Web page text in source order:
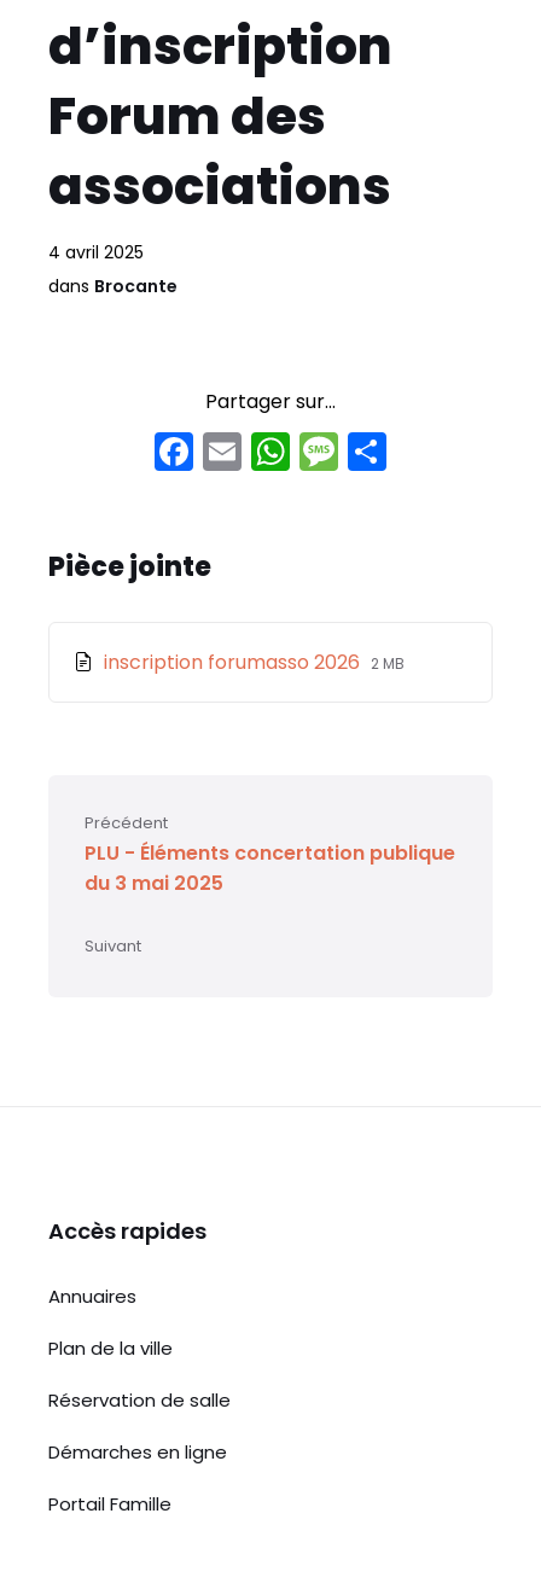
d’inscription
Forum des
associations
4 avril 2025
dans Brocante
Partager sur...
F
a
e
o
o
E
m
W
h
p
p
M
e
g
e
er
Pièce jointe
inscription forumasso 2026 File
File
2 MB
Précédent
PLU - Éléments concertation publique
du 3 mai 2025
Suivant
Accès rapides
Annuaires
Plan de la ville
Réservation de salle
Démarches en ligne
Portail Famille